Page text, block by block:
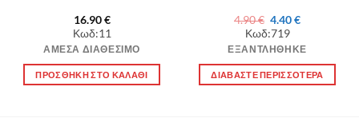
16.90€
Κωδ:11
ΆΜΕΣΑ ΔΙΑΘΈΣΙΜΟ
ΠΡΟΣΘΉΚΗ ΣΤΟ ΚΑΛΆΘΙ
4.90€ Original
price
was:
4.90 €.
4.40€Η
είναι:
Κωδ:719
ΕΞΑΝΤΛΉΘΗΚΕ
ΔΙΑΒΆΣΤΕ ΠΕΡΙΣΣΌΤΕΡΑ